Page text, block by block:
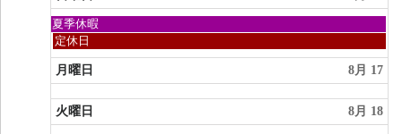
8
月
9th
2026
日
曜
日,
月
2026
夏季休暇
日
曜
日,
8
月
16th
2026
定休日
月曜日 8月 17
火曜日 8月 18